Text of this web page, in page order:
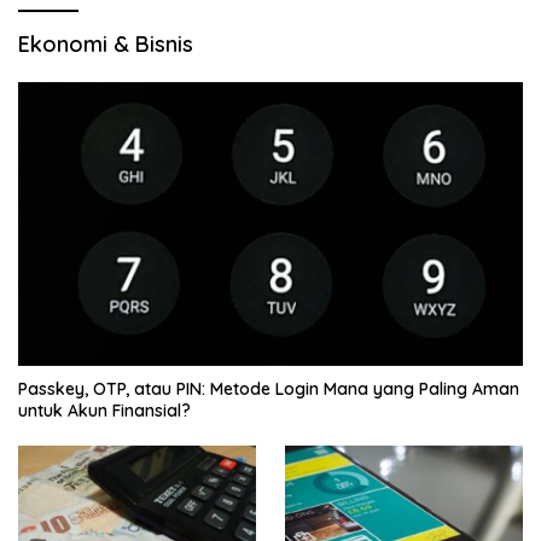
Ekonomi & Bisnis
Passkey, OTP, atau PIN: Metode Login Mana yang Paling Aman
untuk Akun Finansial?